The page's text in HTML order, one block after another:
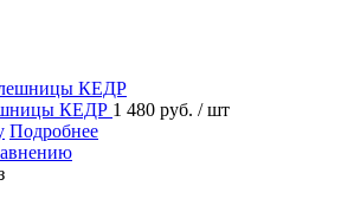
КЕДР 1 480 руб. / шт
Подробнее